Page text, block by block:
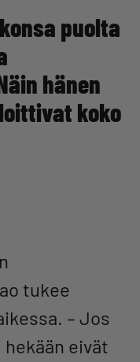
puolta
hänen
koko
tukee
– Jos
eivät